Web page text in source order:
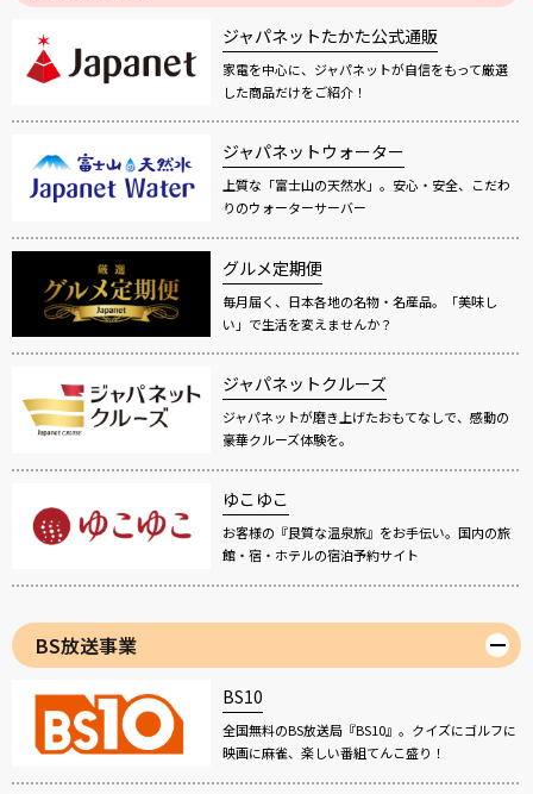
ジャパネットたかた公式通販
家電を中心に、ジャパネットが自信をもって厳選
した商品だけをご紹介！
ジャパネットウォーター
上質な「富士山の天然水」。安心・安全、こだわ
りのウォーターサーバー
グルメ定期便
毎月届く、日本各地の名物・名産品。「美味し
い」で生活を変えませんか？
ジャパネットクルーズ
ジャパネットが磨き上げたおもてなしで、感動の
豪華クルーズ体験を。
ゆこゆこ
お客様の『良質な温泉旅』をお手伝い。国内の旅
館・宿・ホテルの宿泊予約サイト
BS放送事業
BS10
全国無料のBS放送局『BS10』。クイズにゴルフに
映画に麻雀、楽しい番組てんこ盛り！